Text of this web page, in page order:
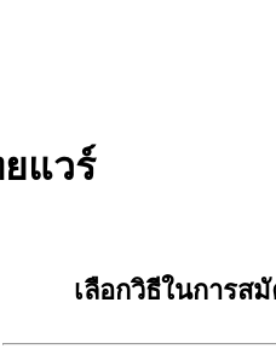
แวร์
เลือกวิธีในการส